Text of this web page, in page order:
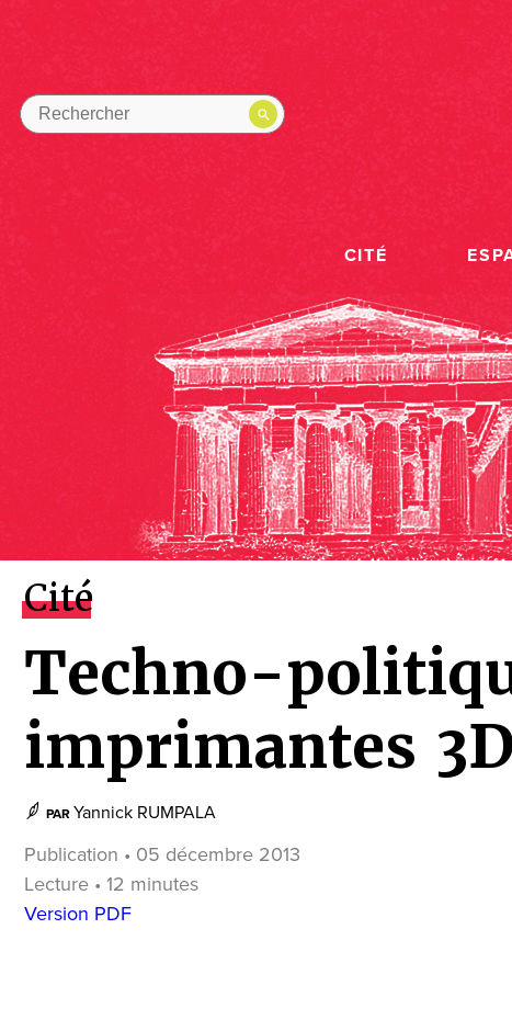
CITÉ
Cité
Techno-
imprimantes 3D
PAR Yannick RUMPALA
Publication • 05 décembre 2013
Lecture • 12 minutes
Version PDF